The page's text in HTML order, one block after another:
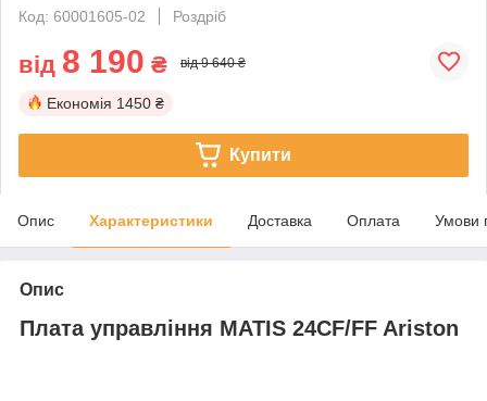
Код: 60001605-02
Роздріб
від 8 190 ₴ від 9 640 ₴
Економія 1450 ₴
Купити
Опис Характеристики Доставка Оплата Умови
Опис
Плата управління MATIS 24CF/FF Ariston